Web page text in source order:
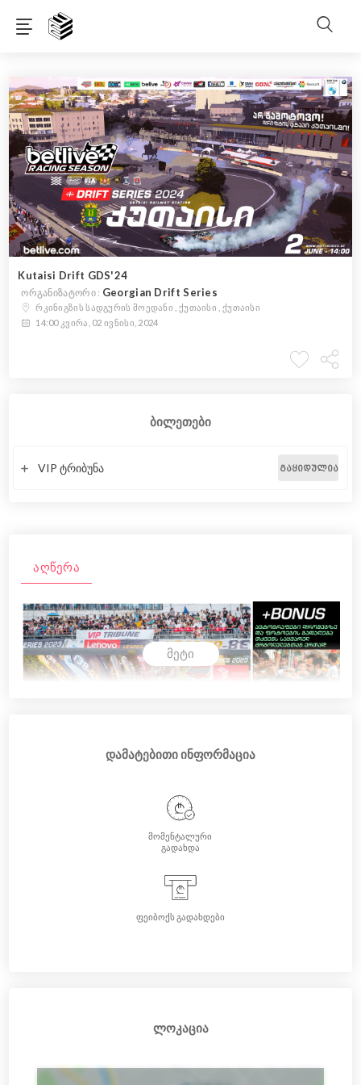
Kutaisi Drift GDS'24
ორგანიზატორი : Georgian Drift Series
რკინიგზის სადგურის მოედანი , ქუთაისი , ქუთაისი
14:00 კვირა, 02 ივნისი, 2024
ბილეთები
VIP ტრიბუნა ᲒᲐᲧᲘᲓᲣᲚᲘᲐ
აღწერა
Betlive Racing Season 2024-ის ფარგლებში გეპატიჟებით
საქართველოს დრიფტის სერიების 5 ეტაპიანი
ჩემპიონატის მე-2 ეტაპზე ქუთაისში! 14:00, რკინიგზის
სადგურის მოედანზე, სადაც ქვეყნის საუკეთესო
კომფორტულად შეძლებთ ოჯახის წევრებთან ერთად
ღონისძიების ყურებას. ტრიბუნის ბილეთების რაოდენობა
დახურულ პარკში შესვლის, მრბოლელებთან და მათ
მეტი
დამატებითი ინფორმაცია
მომენტალური
გადახდა
ფეიბოქს გადახდები
ლოკაცია